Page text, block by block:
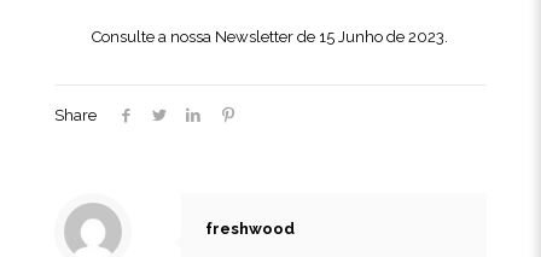
Consulte a nossa Newsletter de 15 Junho de 2023.
Share
freshwood